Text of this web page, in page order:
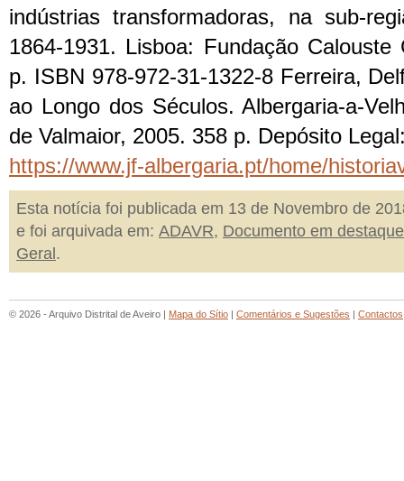
indústrias transformadoras, na sub-
1864-1931. Lisboa: Fundação Calouste
p. ISBN 978-972-31-1322-8 Ferreira,
ao Longo dos Séculos. Albergaria-a-
de Valmaior, 2005. 358 p. Depósito
https://www.jf-albergaria.pt/home/
Esta notícia foi publicada em 13 de Novembro de
e foi arquivada em: ADAVR, Documento em destaque
Geral .
© 2026 - Arquivo Distrital de Aveiro | Mapa do Sítio | Comentários e Sugestões | Contactos